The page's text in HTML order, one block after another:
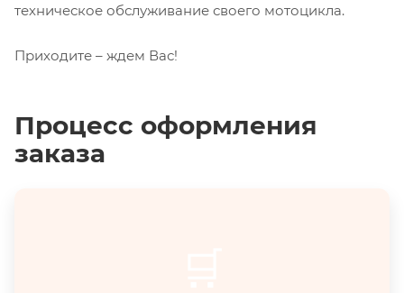
техническое обслуживание своего мотоцикла.
Приходите – ждем Вас!
Процесс оформления
заказа